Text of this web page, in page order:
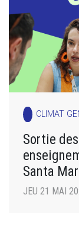
CLIMAT
Sortie
Santa
JEU 21 MAI